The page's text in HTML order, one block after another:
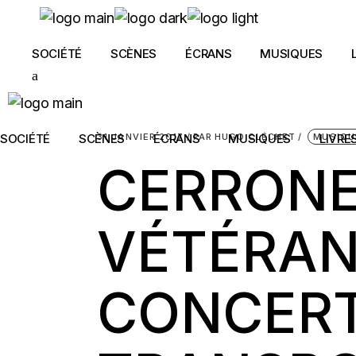
contentSOCIÉTÉ SCÈNES ÉCRANS MUSIQUES
SOCIÉTÉ SCÈNES ÉCRANS MUSIQUES
31 JANVIER 2017 PAR HUGO CLÉCHET